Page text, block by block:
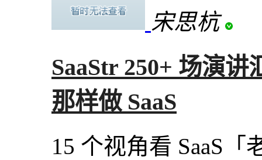
宋思杭
SaaStr 250+ 场演
那样做 SaaS
15 个视角看 SaaS